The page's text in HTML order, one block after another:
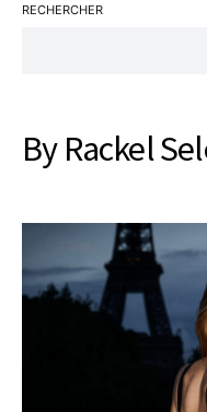
RECHERCHER
By Rackel